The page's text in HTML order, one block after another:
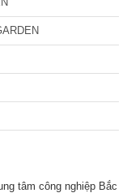
tâm công nghiệp Bắc